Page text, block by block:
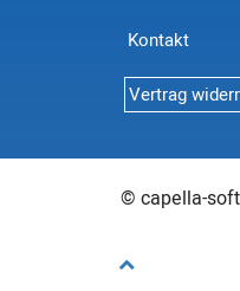
Kontakt
Vertrag
© capella-